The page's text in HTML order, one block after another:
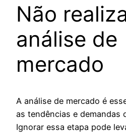
Não
análise de
mercado
A análise de mercado é
as tendências e demandas
Ignorar essa etapa pode